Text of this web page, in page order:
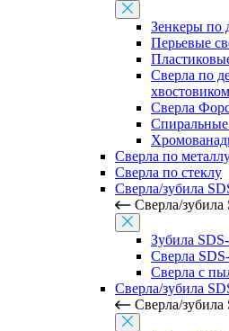
Зенкеры по
Перьевые
Сверла по
хвостовиком
Сверла
Спиральные
Сверла по
Сверла по стеклу
Сверла/зубила
Сверла/зубила
Зубила
Сверла
Сверла с
Сверла/зубила
Сверла/зубила